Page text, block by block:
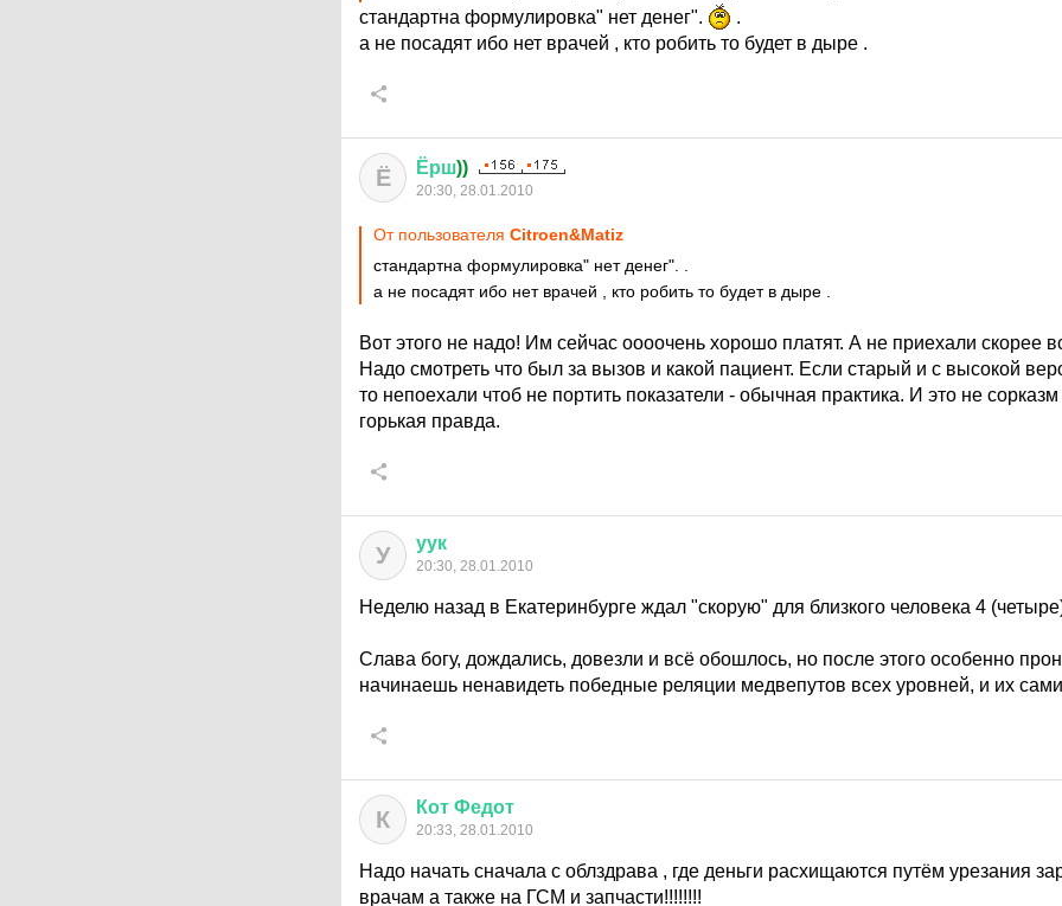
стандартна формулировка" нет денег".
.
а не посадят ибо нет врачей , кто робить то будет в дыре .
Ё Ёрш))
20:30, 28.01.2010
От пользователя Citroen&Matiz
стандартна формулировка" нет денег". .
а не посадят ибо нет врачей , кто робить то будет в дыре .
Вот этого не надо! Им сейчас оооочень хорошо платят. А не приехали скорее
Надо смотреть что был за вызов и какой пациент. Если старый и с высокой
то непоехали чтоб не портить показатели - обычная практика. И это не
горькая правда.
У уук
20:30, 28.01.2010
Неделю назад в Екатеринбурге ждал "скорую" для близкого человека 4
Слава богу, дождались, довезли и всё обошлось, но после этого особенно
начинаешь ненавидеть победные реляции медвепутов всех уровней, и их
К Кот Федот
20:33, 28.01.2010
Надо начать сначала с облздрава , где деньги расхищаются путём урезания
врачам а также на ГСМ и запчасти!!!!!!!!